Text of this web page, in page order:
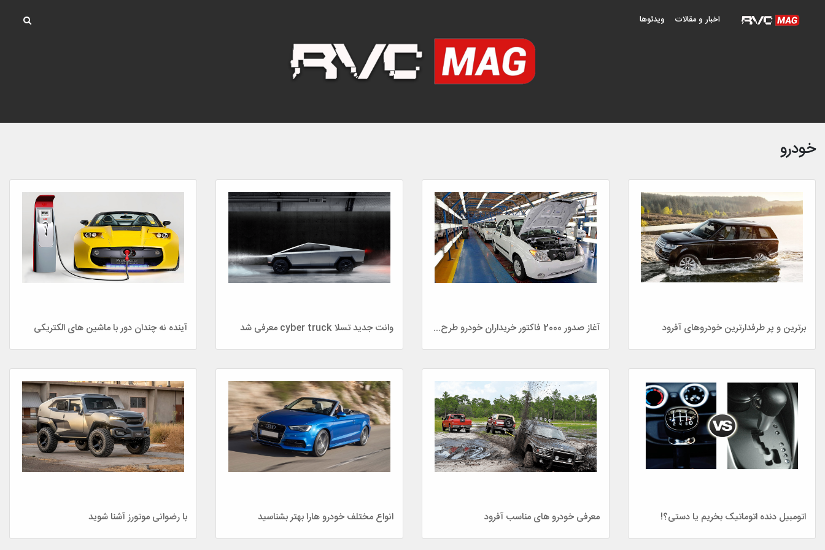
اخبار و مقالات ویدئوها
خودرو
برترین و پر طرفدارترین خودروهای آفرود آغاز صدور 2000 فاکتور خریداران خودرو طرح فروش ویژه عید فطر وانت جدید تسلا cyber truck معرفی شد آینده نه چندان دور با ماشین های الکتریکی
اتومبیل دنده اتوماتیک بخریم یا دستی؟! معرفی خودرو های مناسب آفرود انواع مختلف خودرو هارا بهتر بشناسید با رضوانی موتورز آشنا شوید